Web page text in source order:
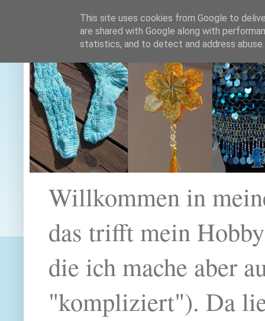
Willkommen in
das trifft mein
die ich mache aber
"kompliziert"). Da
This site uses cookies from Google to
are shared with Google along with
statistics, and to detect and address abuse.